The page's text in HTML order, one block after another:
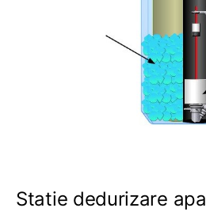
Statie dedurizare apa